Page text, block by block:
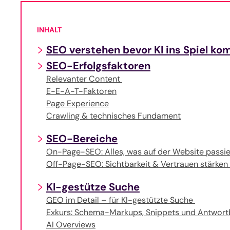
INHALT
SEO verstehen bevor KI ins Spiel
SEO-Erfolgsfaktoren
Relevanter Content
E-E-A-T-Faktoren
Page Experience
Crawling & technisches Fundament
SEO-Bereiche
On-Page-SEO: Alles, was auf der Website
Off-Page-SEO: Sichtbarkeit & Vertrauen stärken
KI-gestütze Suche
GEO im Detail – für KI-gestützte Suche
Exkurs: Schema-Markups, Snippets und
AI Overviews